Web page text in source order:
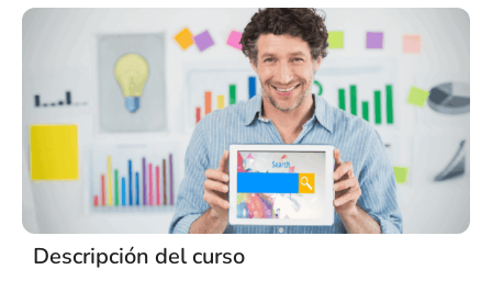
Descripción del curso